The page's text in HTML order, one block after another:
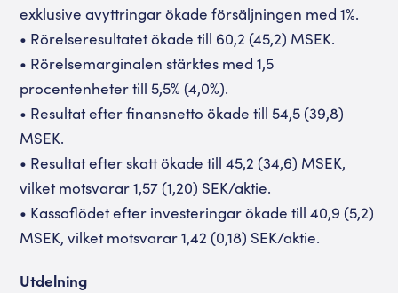
exklusive avyttringar ökade försäljningen med 1%.
• Rörelseresultatet ökade till 60,2 (45,2) MSEK.
• Rörelsemarginalen stärktes med 1,5
procentenheter till 5,5% (4,0%).
• Resultat efter finansnetto ökade till 54,5 (39,8)
MSEK.
• Resultat efter skatt ökade till 45,2 (34,6) MSEK,
vilket motsvarar 1,57 (1,20) SEK/aktie.
• Kassaflödet efter investeringar ökade till 40,9 (5,2)
MSEK, vilket motsvarar 1,42 (0,18) SEK/aktie.
Utdelning